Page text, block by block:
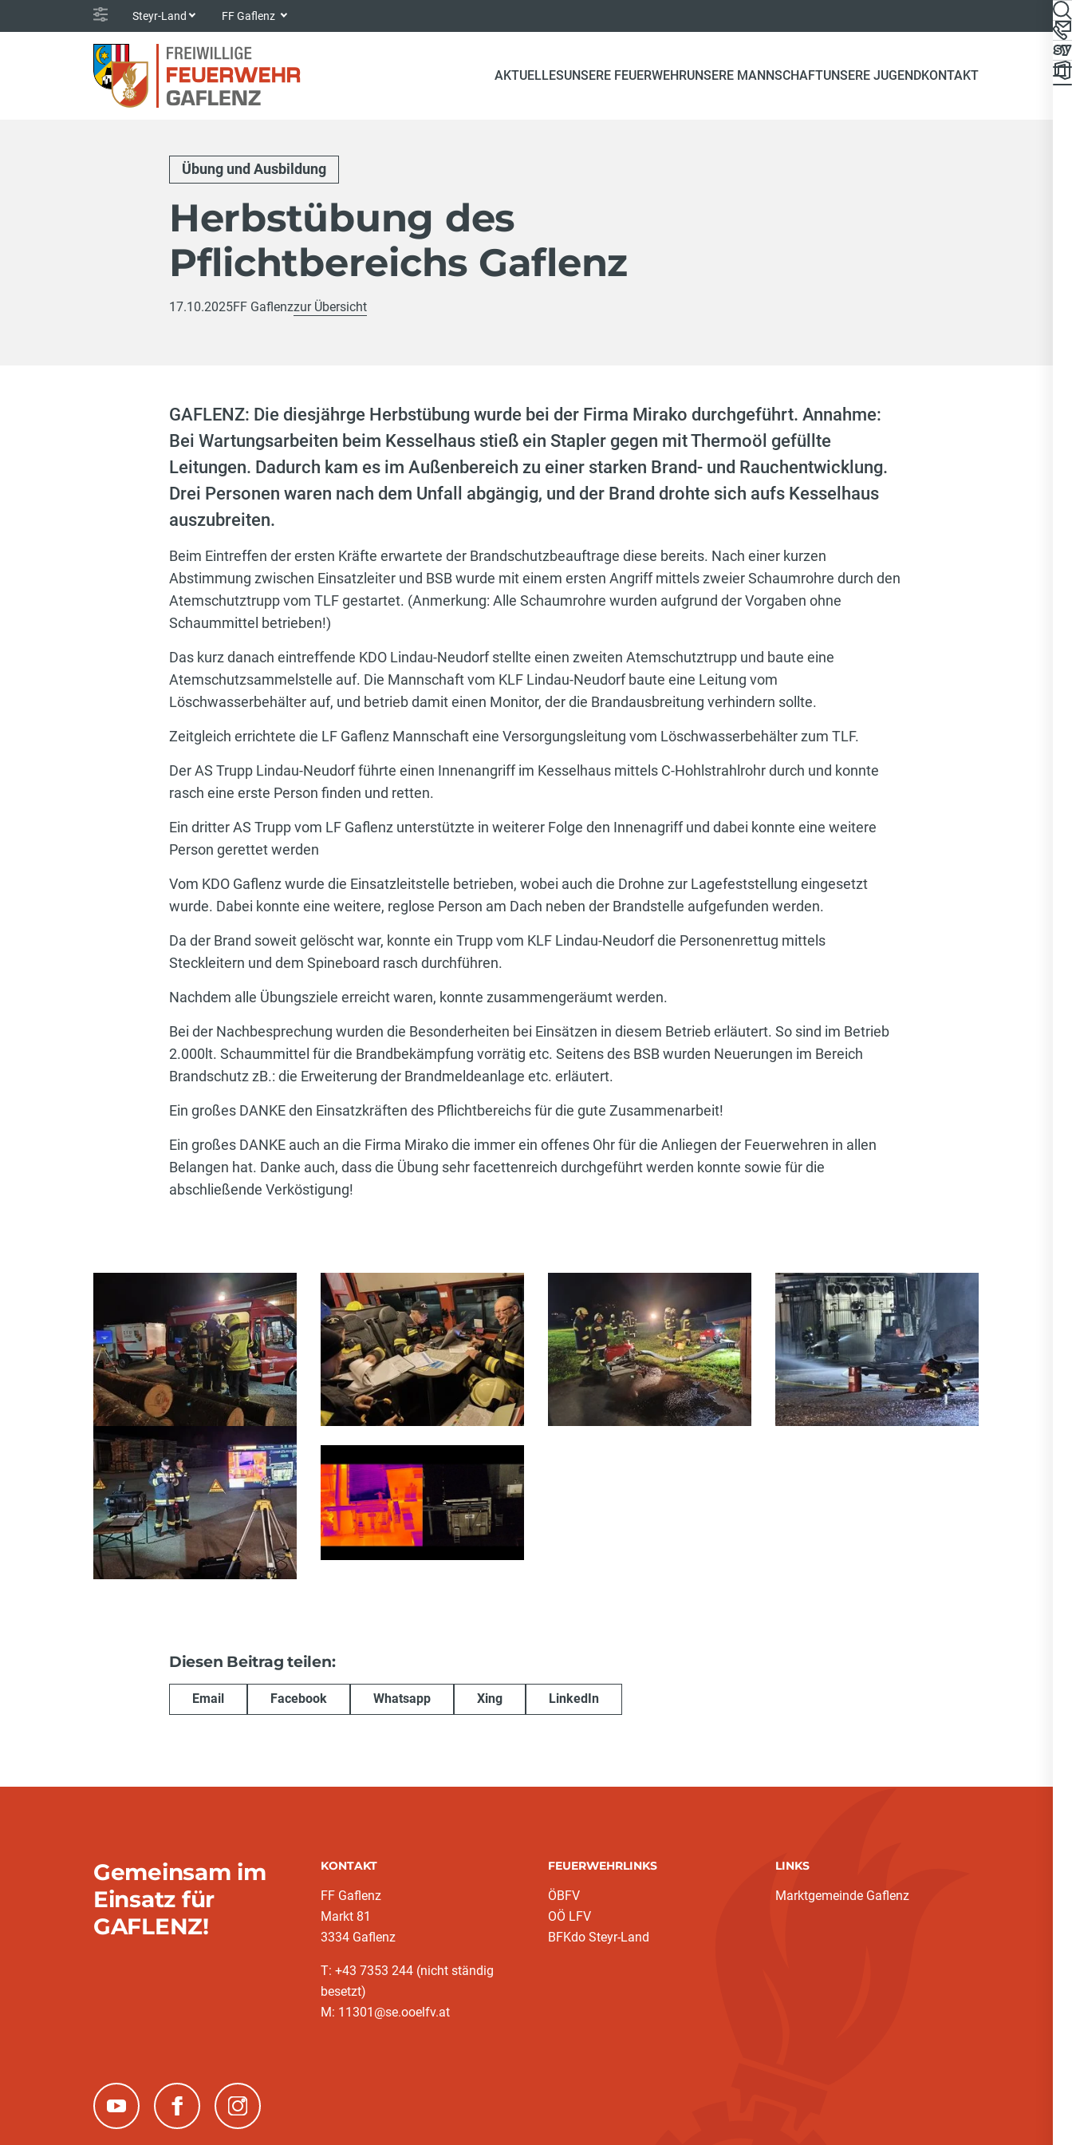
Steyr-Land FF Gaflenz
AKTUELLESUNSERE FEUERWEHRUNSERE MANNSCHAFTUNSERE JUGENDKONTAKT
Übung und Ausbildung
Herbstübung des
Pflichtbereichs Gaflenz
17.10.2025FF Gaflenzzur Übersicht
GAFLENZ: Die diesjährge Herbstübung wurde bei der Firma Mirako durchgeführt. Annahme:
Bei Wartungsarbeiten beim Kesselhaus stieß ein Stapler gegen mit Thermoöl gefüllte
Leitungen. Dadurch kam es im Außenbereich zu einer starken Brand- und Rauchentwicklung.
Drei Personen waren nach dem Unfall abgängig, und der Brand drohte sich aufs Kesselhaus
auszubreiten.
Beim Eintreffen der ersten Kräfte erwartete der Brandschutzbeauftrage diese bereits. Nach einer kurzen
Abstimmung zwischen Einsatzleiter und BSB wurde mit einem ersten Angriff mittels zweier Schaumrohre durch den
Atemschutztrupp vom TLF gestartet. (Anmerkung: Alle Schaumrohre wurden aufgrund der Vorgaben ohne
Schaummittel betrieben!)
Das kurz danach eintreffende KDO Lindau-Neudorf stellte einen zweiten Atemschutztrupp und baute eine
Atemschutzsammelstelle auf. Die Mannschaft vom KLF Lindau-Neudorf baute eine Leitung vom
Löschwasserbehälter auf, und betrieb damit einen Monitor, der die Brandausbreitung verhindern sollte.
Zeitgleich errichtete die LF Gaflenz Mannschaft eine Versorgungsleitung vom Löschwasserbehälter zum TLF.
Der AS Trupp Lindau-Neudorf führte einen Innenangriff im Kesselhaus mittels C-Hohlstrahlrohr durch und konnte
rasch eine erste Person finden und retten.
Ein dritter AS Trupp vom LF Gaflenz unterstützte in weiterer Folge den Innenagriff und dabei konnte eine weitere
Person gerettet werden
Vom KDO Gaflenz wurde die Einsatzleitstelle betrieben, wobei auch die Drohne zur Lagefeststellung eingesetzt
wurde. Dabei konnte eine weitere, reglose Person am Dach neben der Brandstelle aufgefunden werden.
Da der Brand soweit gelöscht war, konnte ein Trupp vom KLF Lindau-Neudorf die Personenrettug mittels
Steckleitern und dem Spineboard rasch durchführen.
Nachdem alle Übungsziele erreicht waren, konnte zusammengeräumt werden.
Bei der Nachbesprechung wurden die Besonderheiten bei Einsätzen in diesem Betrieb erläutert. So sind im Betrieb
2.000lt. Schaummittel für die Brandbekämpfung vorrätig etc. Seitens des BSB wurden Neuerungen im Bereich
Brandschutz zB.: die Erweiterung der Brandmeldeanlage etc. erläutert.
Ein großes DANKE den Einsatzkräften des Pflichtbereichs für die gute Zusammenarbeit!
Ein großes DANKE auch an die Firma Mirako die immer ein offenes Ohr für die Anliegen der Feuerwehren in allen
Belangen hat. Danke auch, dass die Übung sehr facettenreich durchgeführt werden konnte sowie für die
abschließende Verköstigung!
Diesen Beitrag teilen:
Email Facebook Whatsapp Xing LinkedIn
Gemeinsam im
Einsatz für
GAFLENZ!
KONTAKT
FF Gaflenz
Markt 81
3334 Gaflenz
T: +43 7353 244 (nicht ständig
besetzt)
M: 11301@se.ooelfv.at
FEUERWEHRLINKS
ÖBFV
OÖ LFV
BFKdo Steyr-Land
LINKS
Marktgemeinde Gaflenz
(neues Fenster)(neues Fenster)(neues Fenster)